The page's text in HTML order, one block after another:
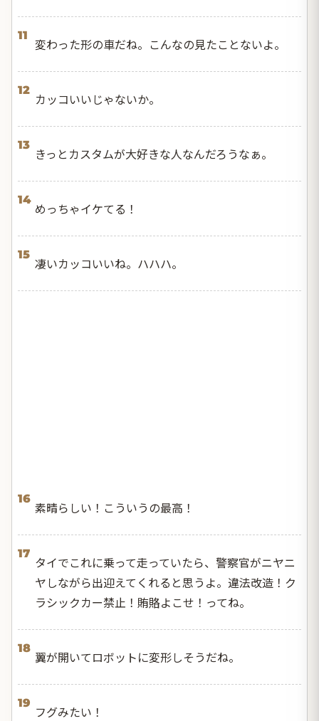
11
変わった形の車だね。こんなの見たことないよ。
12
カッコいいじゃないか。
13
きっとカスタムが大好きな人なんだろうなぁ。
14
めっちゃイケてる！
15
凄いカッコいいね。ハハハ。
16
素晴らしい！こういうの最高！
17
タイでこれに乗って走っていたら、警察官がニヤニ
ヤしながら出迎えてくれると思うよ。違法改造！ク
ラシックカー禁止！賄賂よこせ！ってね。
18
翼が開いてロボットに変形しそうだね。
19
フグみたい！